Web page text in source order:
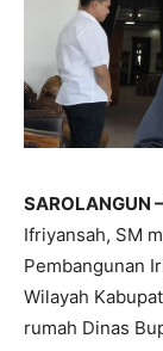
SAROLANGUN –
Ifriyansah, SM
Pembangunan
Wilayah
rumah Dinas